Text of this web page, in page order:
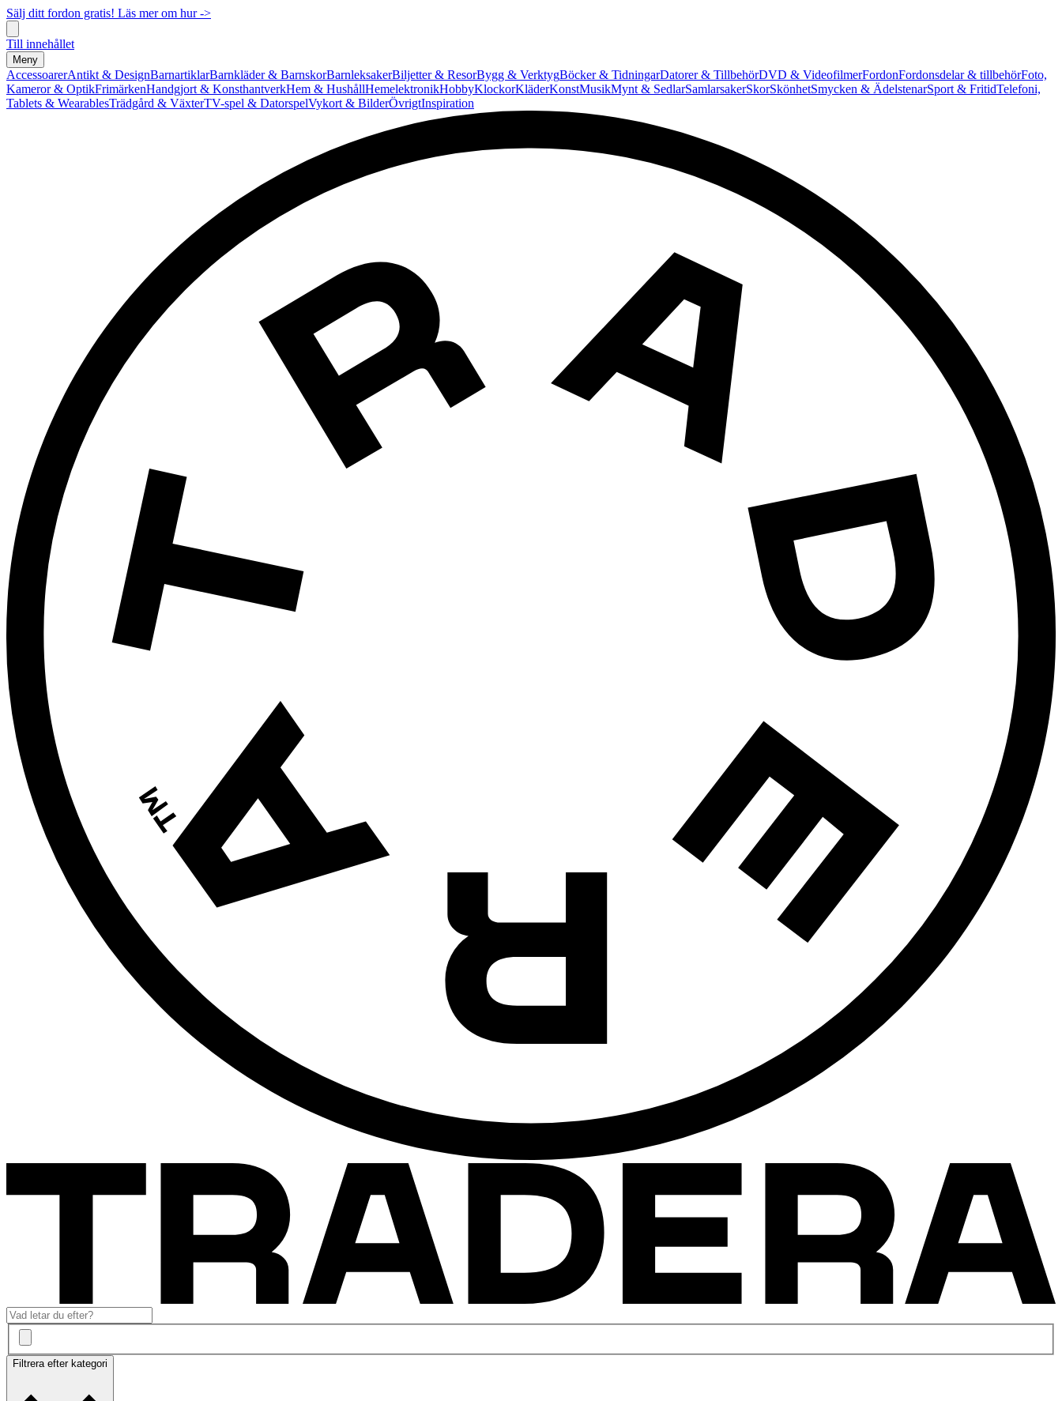
Sälj ditt fordon gratis! Läs mer om hur ->
Till innehållet
Meny
AccessoarerAntikt & DesignBarnartiklarBarnkläder & BarnskorBarnleksakerBiljetter & ResorBygg & VerktygBöcker & TidningarDatorer & TillbehörDVD & VideofilmerFordonFordonsdelar & tillbehörFoto,
Kameror & OptikFrimärkenHandgjort & KonsthantverkHem & HushållHemelektronikHobbyKlockorKläderKonstMusikMynt & SedlarSamlarsakerSkorSkönhetSmycken & ÄdelstenarSport & FritidTelefoni,
Tablets & WearablesTrädgård & VäxterTV-spel & DatorspelVykort & BilderÖvrigtInspiration
Filtrera efter kategori